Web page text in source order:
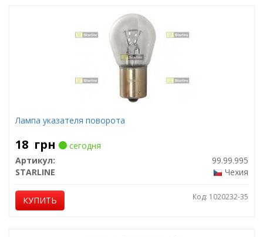
Лампа указателя поворота
18 грн
сегодня
Артикул:
99.99.995
STARLINE
Чехия
КУПИТЬ Код: 1020232-35